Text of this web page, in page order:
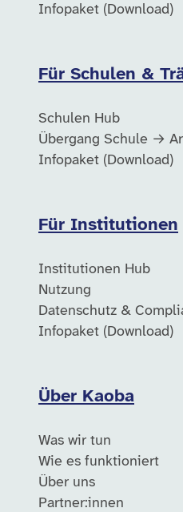
Infopaket (Download)
Für Schulen &
Schulen Hub
Übergang Schule →
Infopaket (Download)
Für Institutionen
Institutionen Hub
Nutzung
Datenschutz &
Infopaket (Download)
Über Kaoba
Was wir tun
Wie es funktioniert
Über uns
Partner:innen